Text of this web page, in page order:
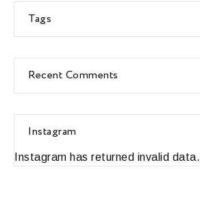
Tags
Recent Comments
Instagram
Instagram has returned invalid data.